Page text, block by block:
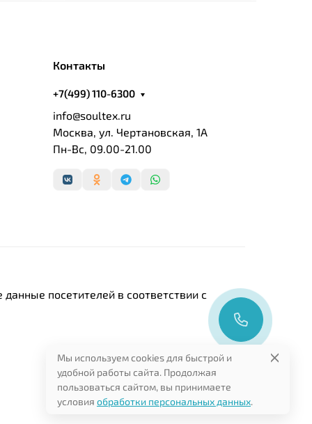
Контакты
+7(499) 110-6300
info@soultex.ru
Москва, ул. Чертановская, 1А
Пн-Вс, 09.00-21.00
посетителей в соответствии с
Мы используем cookies для быстрой и
удобной работы сайта. Продолжая
пользоваться сайтом, вы принимаете
условия обработки персональных данных.